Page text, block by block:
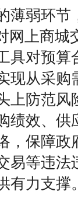
薄弱环节
网上商城
具对预算
现从采购
上防范风
绩效、供
，保障政
易等违法
有力支撑